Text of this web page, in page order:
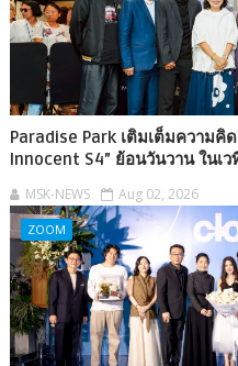
Paradise Park เติมเต็มความคิ
Innocent S4” ย้อนวันวาน ในเ
MSK-NEWS Aug 02, 2026
ZOOM